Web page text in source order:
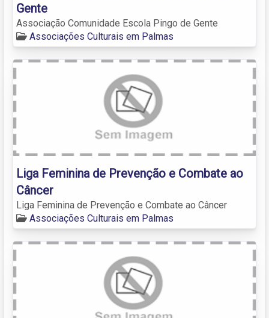
Gente
Associação Comunidade Escola Pingo de Gente
Associações Culturais em Palmas
Liga Feminina de Prevenção e Combate ao
Câncer
Liga Feminina de Prevenção e Combate ao Câncer
Associações Culturais em Palmas